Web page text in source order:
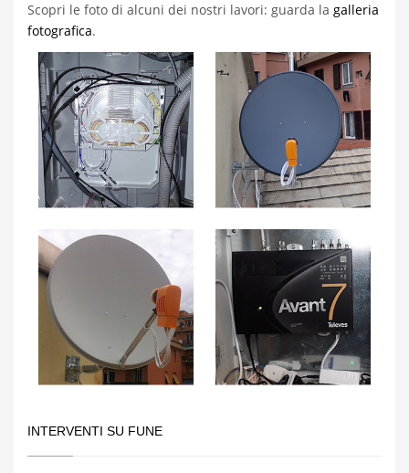
Scopri le foto di alcuni dei nostri lavori: guarda la galleria
fotografica.
INTERVENTI SU FUNE